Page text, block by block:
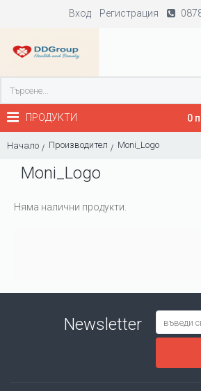
Вход Регистрация
0
ПРОДУКТИ
Начало Производител Moni_Logo
Moni_Logo
Няма налични продукти.
Newsletter